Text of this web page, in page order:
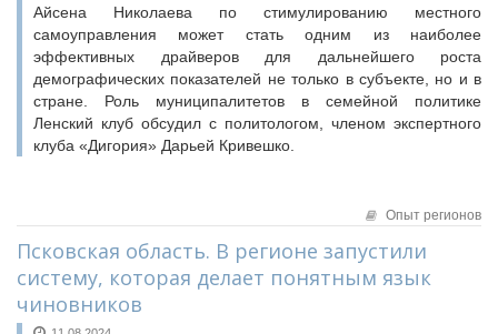
Айсена Николаева по стимулированию местного
самоуправления может стать одним из наиболее
эффективных драйверов для дальнейшего роста
демографических показателей не только в субъекте, но и в
стране. Роль муниципалитетов в семейной политике
Ленский клуб обсудил с политологом, членом экспертного
клуба «Дигория» Дарьей Кривешко.
Опыт регионов
Псковская область. В регионе запустили
систему, которая делает понятным язык
чиновников